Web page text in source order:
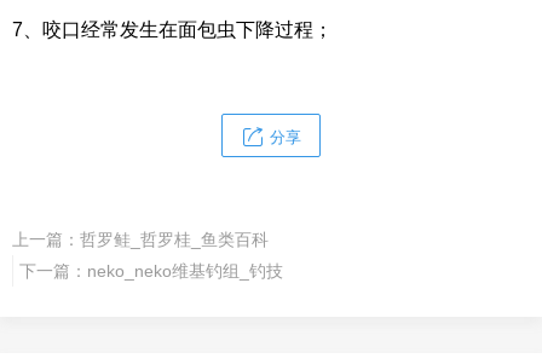
7、咬口经常发生在面包虫下降过程；
分享
上一篇： 哲罗鲑_哲罗桂_鱼类百科
下一篇： neko_neko维基钓组_钓技